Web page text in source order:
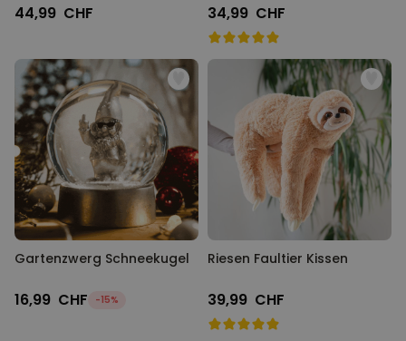
44,99 CHF 34,99 CHF
Gartenzwerg Schneekugel
16,99 CHF -15%
Riesen Faultier Kissen
39,99 CHF